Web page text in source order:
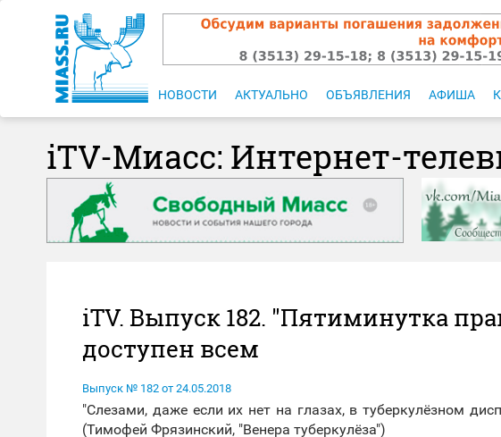
НОВОСТИ АКТУАЛЬНО ОБЪЯВЛЕНИЯ АФИША
iTV-Миасс: Интернет-
iTV. Выпуск 182. "Пятиминутка
доступен всем
Выпуск № 182 от 24.05.2018
"Слезами, даже если их нет на глазах, в туберкулёзном
(Тимофей Фрязинский, "Венера туберкулёза")